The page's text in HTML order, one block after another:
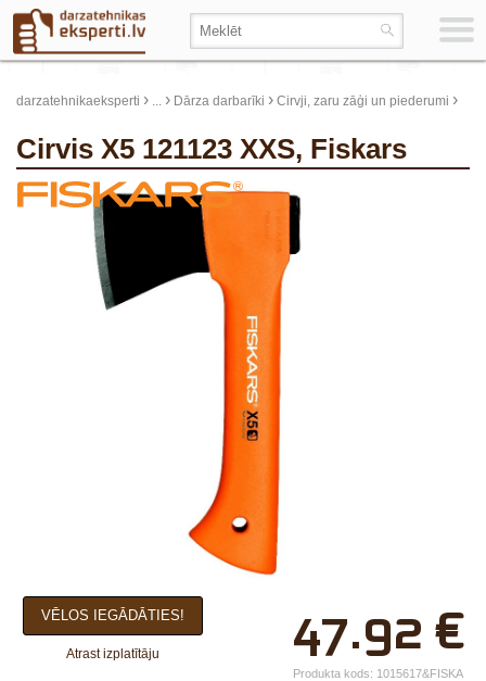
darzatehnikaeksperti › ... › Dārza darbarīki › Cirvji, zaru zāģi un piederumi ›
Cirvis X5 121123 XXS, Fiskars
×
Jūsu vārds*
Uzņēmuma
47.92 €
VĒLOS IEGĀDĀTIES!
Atrast izplatītāju
Produkta kods: 1015617&FISKA